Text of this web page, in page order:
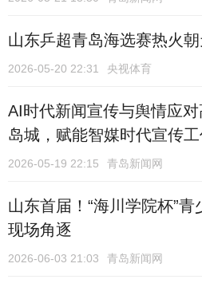
山东乒超青岛海选赛热火
2026-05-20 22:31 央视体育
AI时代新闻宣传与舆情应
岛城，赋能智媒时代宣传
2026-05-19 22:15 青岛新闻网
山东首届！“海川学院杯”
现场角逐
2026-06-03 21:03 青岛新闻网